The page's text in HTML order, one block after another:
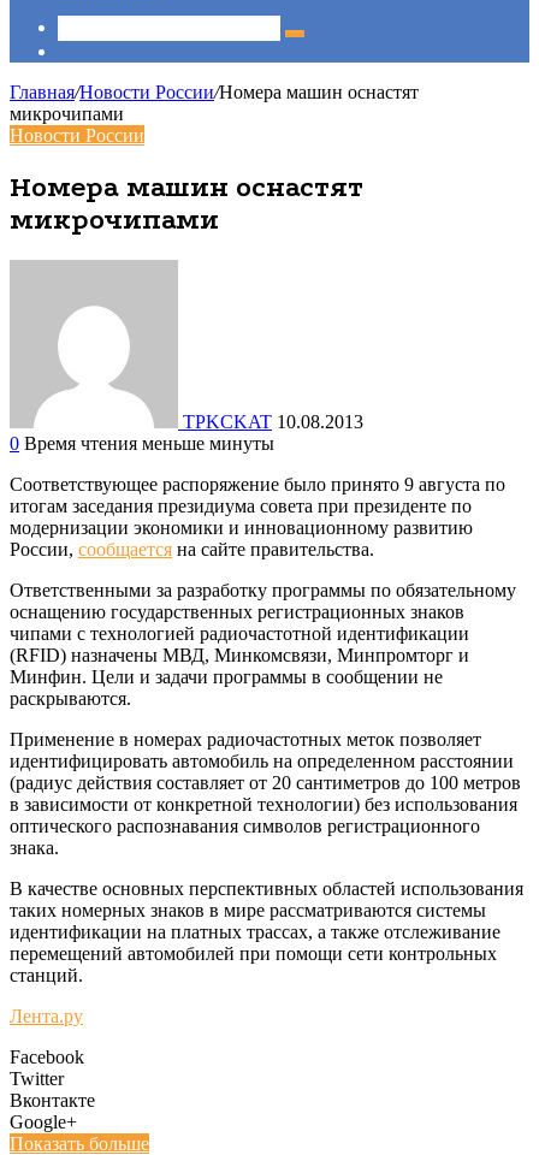
Главная/Новости России/Номера машин оснастят
микрочипами
Новости России
Номера машин оснастят
микрочипами
TPKCKAT 10.08.2013
0 Время чтения меньше минуты
Соответствующее распоряжение было принято 9 августа по
итогам заседания президиума совета при президенте по
модернизации экономики и инновационному развитию
России, сообщается на сайте правительства.
Ответственными за разработку программы по обязательному
оснащению государственных регистрационных знаков
чипами с технологией радиочастотной идентификации
(RFID) назначены МВД, Минкомсвязи, Минпромторг и
Минфин. Цели и задачи программы в сообщении не
раскрываются.
Применение в номерах радиочастотных меток позволяет
идентифицировать автомобиль на определенном расстоянии
(радиус действия составляет от 20 сантиметров до 100 метров
в зависимости от конкретной технологии) без использования
оптического распознавания символов регистрационного
знака.
В качестве основных перспективных областей использования
таких номерных знаков в мире рассматриваются системы
идентификации на платных трассах, а также отслеживание
перемещений автомобилей при помощи сети контрольных
станций.
Лента.ру
Facebook
Twitter
Вконтакте
Google+
Показать больше